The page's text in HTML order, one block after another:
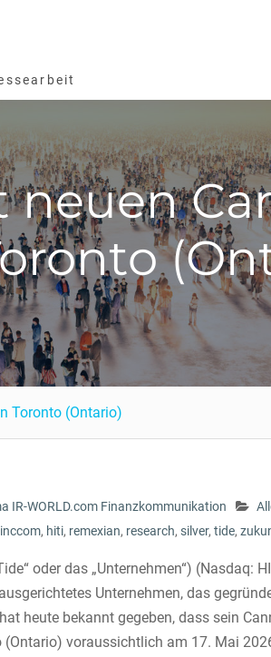
Toronto (Ontario)
IR-WORLD.com Finanzkommunikation
, hiti, remexian, research, silver, tide,
oder das „Unternehmen“) (Nasdaq:
Unternehmen, das
heute bekannt gegeben, dass sein
(Ontario) voraussichtlich am 17. Mai